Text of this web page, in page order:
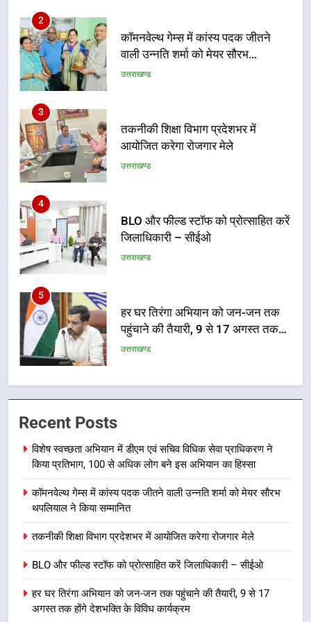
थपलियाल ने किया सम्मानित
उत्तराखण्ड
3
उत्तराखण्ड
4
उत्तराखण्ड
5
होंगे देशभक्ति के विविध कार्यक्रम
उत्तराखण्ड
6
के लिए खुद मैदान में उतरे एसएसपी दून
7
मुख्यमंत्री ने तीलू रौतेली एवं आंगनबाड़ी
सम्मानित
उत्तराखण्ड
8
मुख्यमंत्री चौम्पियनशिप ट्रॉफी का मंच,
न्याय पंचायत से राज्य स्तर तक होगा
प्रतिभा का प्रदर्शन
उत्तराखण्ड
Recent Posts
विशेष स्वच्छता अभियान में डीएम एवं सचिव विधिक सेवा प्राधिकरण ने
किया प्रतिभाग, 100 से अधिक लोग बने इस अभियान का हिस्सा
कॉमनवेल्थ गेम्स में कांस्य पदक जीतने वाली उन्नति शर्मा को मेयर सौरभ
थपलियाल ने किया सम्मानित
तकनीकी शिक्षा विभाग प्रदेशभर में आयोजित करेगा रोजगार मेले
BLO और फील्ड स्टॉफ को प्रोत्साहित करें जिलाधिकारी – सीईओ
हर घर तिरंगा अभियान को जन-जन तक पहुंचाने की तैयारी, 9 से 17
अगस्त तक होंगे देशभक्ति के विविध कार्यक्रम